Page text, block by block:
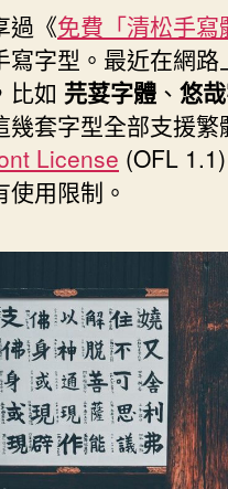
過《免費「清松手寫
寫字型。最近在網
比如 芫荽字體 、 悠
幾套字型全部支援
License (OFL
使用限制。